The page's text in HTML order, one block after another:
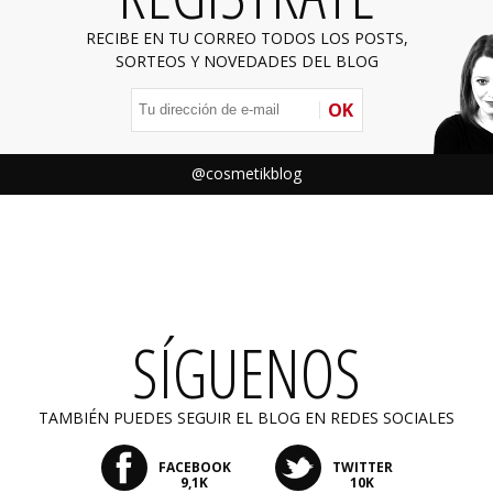
RECIBE EN TU CORREO TODOS LOS POSTS,
SORTEOS Y NOVEDADES DEL BLOG
OK
@cosmetikblog
SÍGUENOS
TAMBIÉN PUEDES SEGUIR EL BLOG EN REDES SOCIALES
FACEBOOK
9,1K
TWITTER
10K